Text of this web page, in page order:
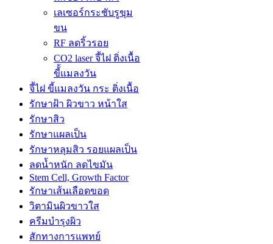
เลเซอร์กระชับรูขุม
ขน
RF ลดริ้วรอย
CO2 laser จี้ไฝ ติ่งเนื้อ
ขี้้แมลงวัน
จี้ไฝ ขี้แมลงวัน กระ ติ่งเนื้อ
รักษาฝ้า ผิวขาว หน้าใส
รักษาสิว
รักษาแผลเป็น
รักษาหลุมสิว รอยแผลเป็น
ลดน้ำหนัก ลดไขมัน
Stem Cell, Growth Factor
รักษาเส้นเลือดขอด
วิตามินผิวขาวใส
ครีมบำรุงผิว
สักทางการแพทย์